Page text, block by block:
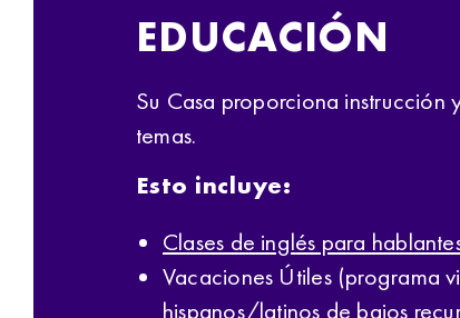
EDUCACIÓN
Su Casa proporciona
temas.
Esto incluye:
Clases de inglés para
Vacaciones Útiles (programa
hispanos/latinos de bajos